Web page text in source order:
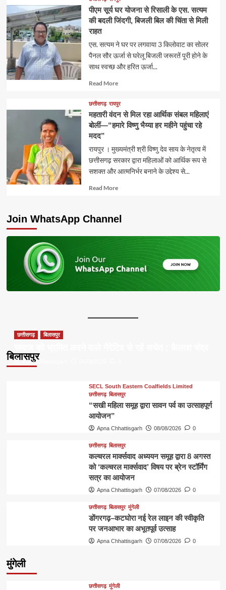
पीएम सूर्य घर योजना से रिसाली के एस. सत्यम
की बदली जिंदगी, बिजली बिल की चिंता से मिली
राहत
एस. सत्यम ने घर पर लगवाया 3 किलोवाट का सोलर
पैनल सौर ऊर्जा से घरेलू बिजली जरूरतें पूरी होने के
साथ स्वच्छ और हरित ऊर्जा...
Read MoreRead
about
छत्तीसगढ़ रायपुर
महतारी वंदन से मिल रहा आर्थिक संबल महिलाएं
बोलीं—“हमारे विष्णु भैय्या हर महीने पहुंचा रहे
मदद”
रायपुर । मुख्यमंत्री श्री विष्णु देव साय के नेतृत्व में
छत्तीसगढ़ सरकार द्वारा महिलाओं को आर्थिक रूप से
सशक्त और आत्मनिर्भर बनाने के उद्देश्य से...
Read MoreRead
Join WhatsApp Channel
बिलासपुर
छत्तीसगढ़ बिलासपुर
Apna Chhattisgarh
SECL South Eastern Coalfields Limited
छत्तीसगढ़ बिलासपुर
“सखी महिला समूह द्वारा सावन पर्व का उत्साहपूर्ण
आयोजन”
Apna Chhattisgarh 08/08/2026 0
छत्तीसगढ़ बिलासपुर
कल्चरल मार्क्सवाद अध्ययन समूह द्वारा 8 अगस्त
को ‘कल्चरल मार्क्सवाद’ विषय पर ब्रेन स्टॉर्मिंग
सत्र का आयोजन
Apna Chhattisgarh 07/08/2026 0
छत्तीसगढ़ बिलासपुर मुंगेली
डोंगरगढ़–कटघोरा नई रेल लाइन की स्वीकृति
पर जनआभार का अभूतपूर्व उत्साह
Apna Chhattisgarh 07/08/2026 0
मुंगेली
छत्तीसगढ़ मुंगेली